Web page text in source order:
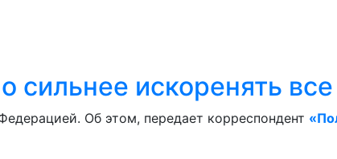
искоренять все
Об этом, передает корреспондент